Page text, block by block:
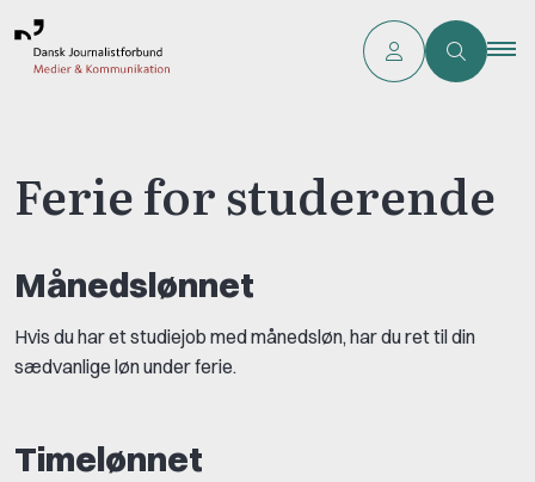
Ferie for studerende
Månedslønnet
Hvis du har et studiejob med månedsløn, har du ret til din
sædvanlige løn under ferie.
Timelønnet